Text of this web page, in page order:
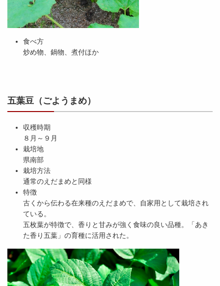
食べ方
炒め物、鍋物、煮付ほか
五葉豆（ごようまめ）
収穫時期
８月～９月
栽培地
県南部
栽培方法
通常のえだまめと同様
特徴
古くから伝わる在来種のえだまめで、自家用として栽培され
ている。
五枚葉が特徴で、香りと甘みが強く食味の良い品種。「あき
た香り五葉」の育種に活用された。